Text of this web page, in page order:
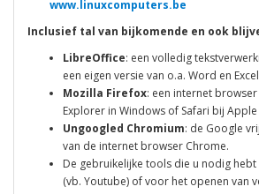
www.linuxcomputers.be
Inclusief tal van bijkomende en ook
LibreOffice: een volledig
een eigen versie van o.a. Word en
Mozilla Firefox: een internet
Explorer in Windows of Safari bij Apple
Ungoogled Chromium: de Google
van de internet browser Chrome.
De gebruikelijke tools die u nodig
(vb. Youtube) of voor het openen van